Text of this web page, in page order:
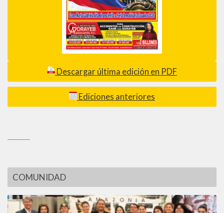
Descargar última edición en PDF
Ediciones anteriores
COMUNIDAD